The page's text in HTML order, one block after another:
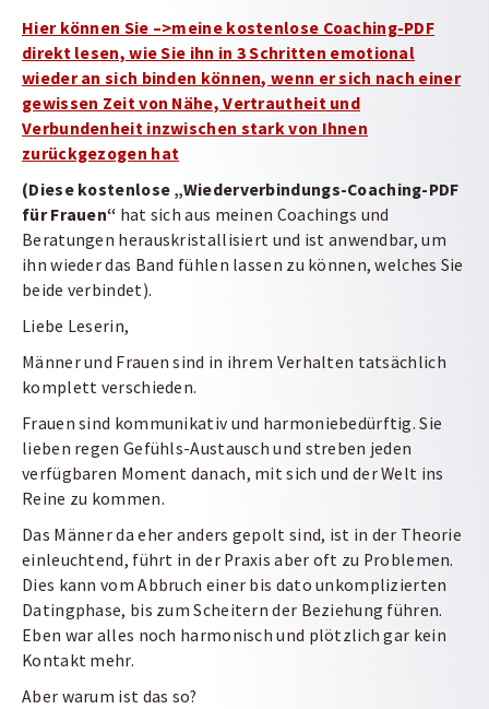
Hier können Sie –>meine kostenlose Coaching-PDF
direkt lesen, wie Sie ihn in 3 Schritten emotional
wieder an sich binden können, wenn er sich nach einer
gewissen Zeit von Nähe, Vertrautheit und
Verbundenheit inzwischen stark von Ihnen
zurückgezogen hat
(Diese kostenlose „Wiederverbindungs-Coaching-PDF
für Frauen“ hat sich aus meinen Coachings und
Beratungen herauskristallisiert und ist anwendbar, um
ihn wieder das Band fühlen lassen zu können, welches Sie
beide verbindet).
Liebe Leserin,
Männer und Frauen sind in ihrem Verhalten tatsächlich
komplett verschieden.
Frauen sind kommunikativ und harmoniebedürftig. Sie
lieben regen Gefühls-Austausch und streben jeden
verfügbaren Moment danach, mit sich und der Welt ins
Reine zu kommen.
Das Männer da eher anders gepolt sind, ist in der Theorie
einleuchtend, führt in der Praxis aber oft zu Problemen.
Dies kann vom Abbruch einer bis dato unkomplizierten
Datingphase, bis zum Scheitern der Beziehung führen.
Eben war alles noch harmonisch und plötzlich gar kein
Kontakt mehr.
Aber warum ist das so?